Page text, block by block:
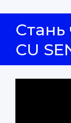
Стань
CU